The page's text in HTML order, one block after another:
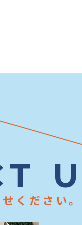
ください。